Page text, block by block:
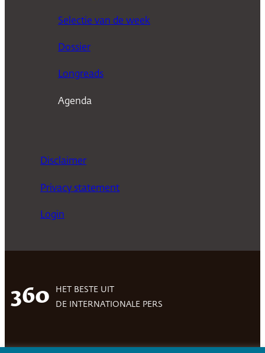
Selectie van de week
Dossier
Longreads
Agenda
Disclaimer
Privacy statement
Login
360
HET BESTE UIT
DE INTERNATIONALE PERS